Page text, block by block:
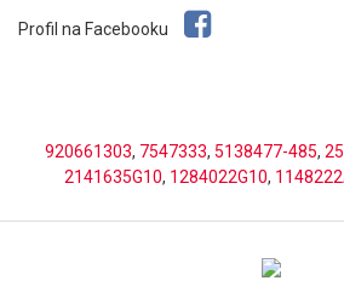
Profil na Facebooku
920661303, 7547333, 5138477-485,
2141635G10, 1284022G10,